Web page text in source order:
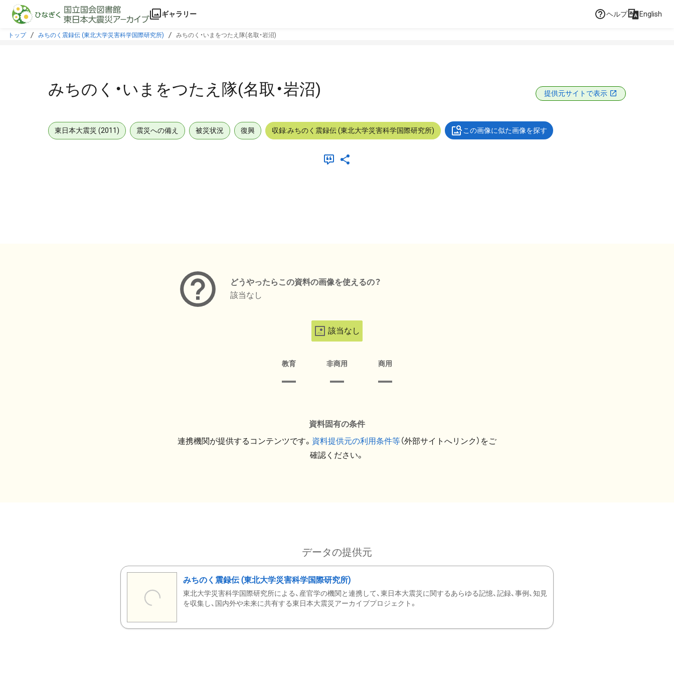
本文に飛ぶ
ギャラリー ヘルプ English
トップ みちのく震録伝 (東北大学災害科学国際研究所) みちのく・いまをつたえ隊(名取・岩沼)
みちのく・いまをつたえ隊(名取・岩沼) 提供元サイトで表示
東日本大震災 (2011) 震災への備え 被災状況 復興 収録:みちのく震録伝 (東北大学災害科学国際研究所) この画像に似た画像を探す
どうやったらこの資料の画像を使えるの？
該当なし
該当なし
教育 非商用 商用
資料固有の条件
連携機関が提供するコンテンツです。 資料提供元の利用条件等（外部サイトへリンク）をご
確認ください。
データの提供元
みちのく震録伝 (東北大学災害科学国際研究所)
東北大学災害科学国際研究所による、産官学の機関と連携して、東日本大震災に関するあらゆる記憶、記録、事例、知見
を収集し、国内外や未来に共有する東日本大震災アーカイブプロジェクト。